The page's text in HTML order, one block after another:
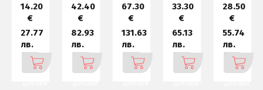
14.20
€
27.77
лв.
42.40
€
82.93
лв.
67.30
€
131.63
лв.
33.30
€
65.13
лв.
28.50
€
55.74
лв.